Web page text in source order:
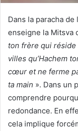
Dans la paracha de
enseigne la Mitsva
ton frère qui réside
villes qu’Hachem
cœur et ne ferme
ta main ». Dans un
comprendre
redondance. En
cela implique